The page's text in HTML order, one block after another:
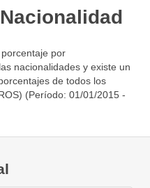
por
nacionalidades y existe un
de todos los
(Período: 01/01/2015 -